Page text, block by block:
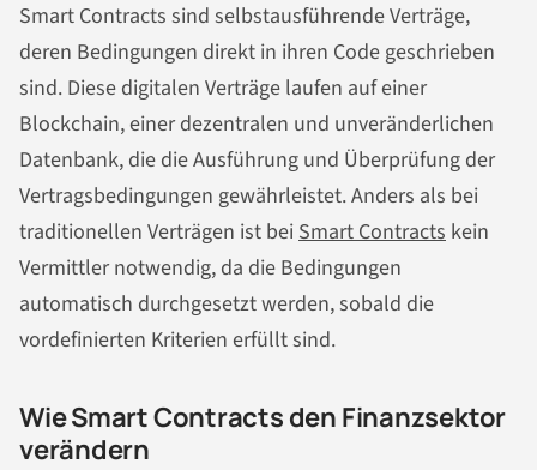
Smart Contracts sind selbstausführende Verträge,
deren Bedingungen direkt in ihren Code geschrieben
sind. Diese digitalen Verträge laufen auf einer
Blockchain, einer dezentralen und unveränderlichen
Datenbank, die die Ausführung und Überprüfung der
Vertragsbedingungen gewährleistet. Anders als bei
traditionellen Verträgen ist beiSmart Contracts kein
Vermittler notwendig, da die Bedingungen
automatisch durchgesetzt werden, sobald die
vordefinierten Kriterien erfüllt sind.
Wie Smart Contracts den Finanzsektor
verändern